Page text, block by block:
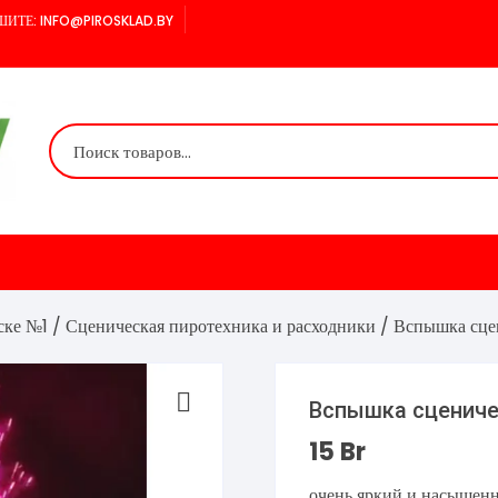
INFO@PIROSKLAD.BY
№1 / Сценическая пиротехника и расходники / Вспышка
Вспышка
15 Br